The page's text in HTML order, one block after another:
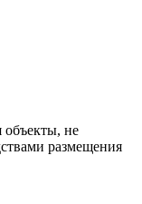
объекты, не
размещения